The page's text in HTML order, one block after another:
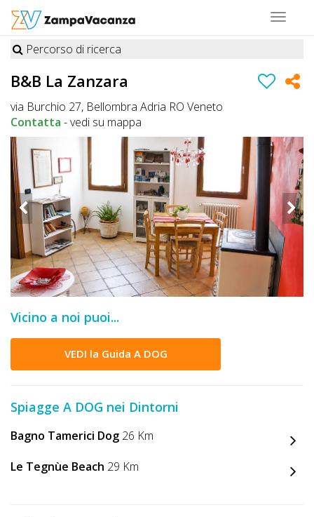
Toggle
STRUTTURE
DOG
LUOGHI
A
DOG
OFFERTE
A
DOG
A
DOG
Percorso di ricerca
B&B La Zanzara
via Burchio 27, Bellombra Adria RO Veneto
Contatta -vedi su mappa
Vicino a noi puoi...
VEDI la Guida A DOG
Spiagge A DOG nei Dintorni
Bagno Tamerici Dog 26 Km
Le Tegnùe Beach 29 Km